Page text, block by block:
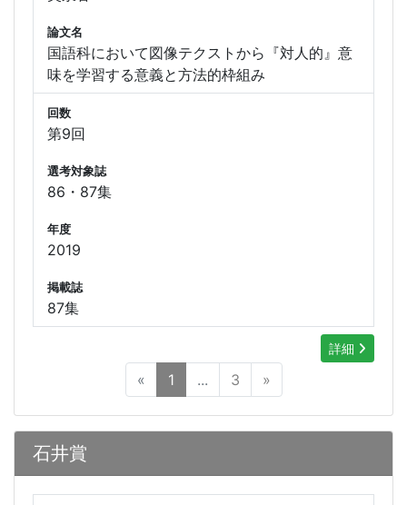
論文名
国語科において図像テクストから『対人的』意
味を学習する意義と方法的枠組み
回数
第9回
選考対象誌
86・87集
年度
2019
掲載誌
87集
詳細
« 1 ... 3 »
石井賞